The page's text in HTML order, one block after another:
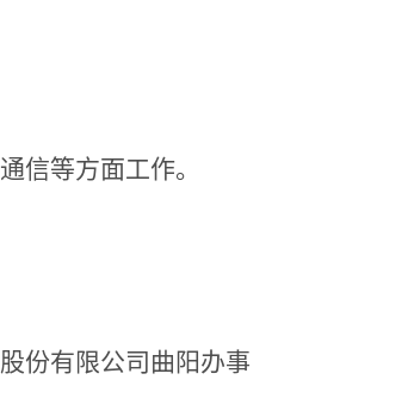
信等方面工作。
份有限公司曲阳办事